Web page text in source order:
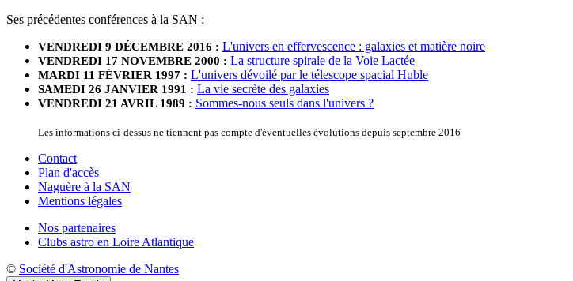
Ses précédentes conférences à la SAN :
VENDREDI 9 DÉCEMBRE 2016 : L'univers en effervescence : galaxies et matière noire
VENDREDI 17 NOVEMBRE 2000 : La structure spirale de la Voie Lactée
MARDI 11 FÉVRIER 1997 : L'univers dévoilé par le télescope spacial Huble
SAMEDI 26 JANVIER 1991 : La vie secrète des galaxies
VENDREDI 21 AVRIL 1989 : Sommes-nous seuls dans l'univers ?
Les informations ci-dessus ne tiennent pas compte d'éventuelles évolutions depuis septembre 2016
Contact
Plan d'accès
Naguère à la SAN
Mentions légales
Nos partenaires
Clubs astro en Loire Atlantique
© Société d'Astronomie de Nantes